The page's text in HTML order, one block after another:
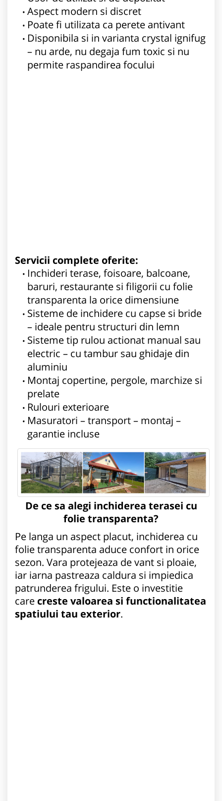
Aspect modern si discret
Poate fi utilizata ca perete antivant
Disponibila si in varianta crystal ignifug
– nu arde, nu degaja fum toxic si nu
permite raspandirea focului
Servicii complete oferite:
Inchideri terase, foisoare, balcoane,
baruri, restaurante si filigorii cu folie
transparenta la orice dimensiune
Sisteme de inchidere cu capse si bride
– ideale pentru structuri din lemn
Sisteme tip rulou actionat manual sau
electric – cu tambur sau ghidaje din
aluminiu
Montaj copertine, pergole, marchize si
prelate
Rulouri exterioare
Masuratori – transport – montaj –
garantie incluse
De ce sa alegi inchiderea terasei cu
folie transparenta?
Pe langa un aspect placut, inchiderea cu
folie transparenta aduce confort in orice
sezon. Vara protejeaza de vant si ploaie,
iar iarna pastreaza caldura si impiedica
patrunderea frigului. Este o investitie
care creste valoarea si functionalitatea
spatiului tau exterior.